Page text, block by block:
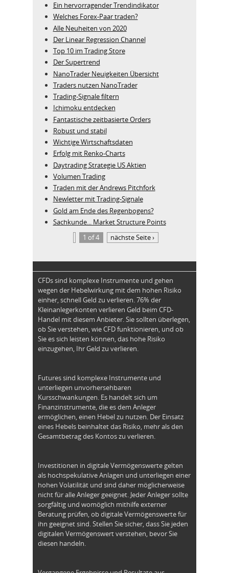
Ein hervorragender Trendindikator
Welches Forex-Paar traden?
Alle Neuheiten von 2020
Der Linear Regression Channel
Top 10 im Trading Store
Der Supertrend
NanoTrader Neuigkeiten Übersicht
Traders nutzen NanoTrader
Trading-Signale filtern
Ichimoku entdecken
Fantastische zeitbasierte Orders
Robust und stabil
Wichtige Wirtschaftsdaten
Erfolg mit Renko-Charts
Daytrading Strategie US Aktien
Volumen Trading
Traden mit der Andrews Pitchfork
Newletter mit Trading-Signale
Gold am Ende des Regenbogens?
Sachkunde... Market Structure Points
1 of 4
nächste Seite ›
CFDs sind komplexe Instrumente und gehen
wegen der Hebelwirkung mit dem hohen Risiko
einher, schnell Geld zu verlieren. 76% der
Kleinanlegerkonten verlieren Geld beim CFD-
Handel mit diesem Anbieter. Sie sollten überlegen,
ob Sie verstehen, wie CFD funktionieren, und ob
Sie es sich leisten können, das hohe Risiko
einzugehen, Ihr Geld zu verlieren.
Futures sind komplexe Instrumente und
unterliegen unvorhersehbaren
Kursschwankungen. Es handelt sich um
Finanzinstrumente, die es dem Anleger
ermöglichen, einen Hebel zu nutzen. Der Einsatz
eines Hebels beinhaltet das Risiko, mehr als den
Gesamtbetrag des Kontos zu verlieren.
Investitionen in digitale Vermögenswerte gelten
als hochspekulative Anlagen und unterliegen einer
hohen Volatilität und sind daher möglicherweise
nicht für alle Anleger geeignet. Jeder Anleger sollte
sorgfältig und womöglich mithilfe externer
Beratung prüfen, ob digitale Vermögenswerte für
ihn geeignet sind. Stellen Sie sicher, dass Sie jeden
digitalen Vermögenswert verstehen, bevor Sie
diesen handeln.